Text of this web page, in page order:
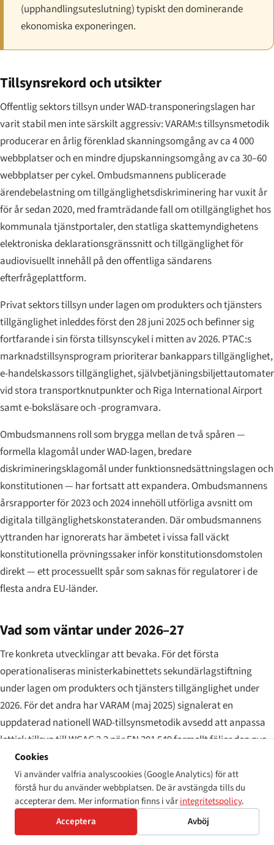
(upphandlingsuteslutning) typiskt den dominerande
ekonomiska exponeringen.
Tillsynsrekord och utsikter
Offentlig sektors tillsyn under WAD-transponeringslagen har
varit stabil men inte särskilt aggressiv: VARAM:s tillsynsmetodik
producerar en årlig förenklad skanningsomgång av ca 4 000
webbplatser och en mindre djupskanningsomgång av ca 30–60
webbplatser per cykel. Ombudsmannens publicerade
ärendebelastning om tillgänglighetsdiskriminering har vuxit år
för år sedan 2020, med framträdande fall om otillgänglighet hos
kommunala tjänstportaler, den statliga skattemyndighetens
elektroniska deklarationsgränssnitt och tillgänglighet för
audiovisuellt innehåll på den offentliga sändarens
efterfrågeplattform.
Privat sektors tillsyn under lagen om produkters och tjänsters
tillgänglighet inleddes först den 28 juni 2025 och befinner sig
fortfarande i sin första tillsynscykel i mitten av 2026. PTAC:s
marknadstillsynsprogram prioriterar bankappars tillgänglighet,
e-handelskassors tillgänglighet, självbetjäningsbiljettautomater
vid stora transportknutpunkter och Riga International Airport
samt e-boksläsare och -programvara.
Ombudsmannens roll som brygga mellan de två spåren —
formella klagomål under WAD-lagen, bredare
diskrimineringsklagomål under funktionsnedsättningslagen och
konstitutionen — har fortsatt att expandera. Ombudsmannens
årsrapporter för 2023 och 2024 innehöll utförliga avsnitt om
digitala tillgänglighetskonstateranden. Där ombudsmannens
yttranden har ignorerats har ämbetet i vissa fall väckt
konstitutionella prövningssaker inför konstitutionsdomstolen
direkt — ett processuellt spår som saknas för regulatorer i de
flesta andra EU-länder.
Vad som väntar under 2026–27
Tre konkreta utvecklingar att bevaka. För det första
operationaliseras ministerkabinettets sekundärlagstiftning
under lagen om produkters och tjänsters tillgänglighet under
2026. För det andra har VARAM (maj 2025) signalerat en
uppdaterad nationell WAD-tillsynsmetodik avsedd att anpassa
lettisk tillsyn till WCAG 2.2 när EN 301 549 formellt följer den nya
versionen, med ett mål att anta den i början av 2027. För det
tredje förbereder ombudsmannens kansli en heltäckande
tillgänglighetsrättsrapport till Saeima för perioden 2020–25.
Lettlands nästa periodiska rapport till CRPD-kommittén förfaller
2027, och genomförandet av tillgänglighet under WAD- och EAA-
Cookies
Vi använder valfria analyscookies (Google Analytics) för att
förstå hur du använder webbplatsen. De är avstängda tills du
accepterar dem. Mer information finns i vårintegritetspolicy.
Acceptera
Avböj